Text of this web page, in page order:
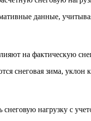
данные,
на фактическую
снеговая зима,
снеговую нагрузку с